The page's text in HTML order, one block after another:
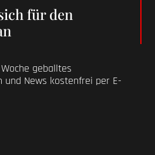
für den
geballtes
und News kostenfrei per E-